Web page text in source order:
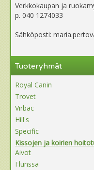
Verkkokaupan ja
p. 040 1274033
Sähköposti:
Tuoteryhmät
Royal Canin
Trovet
Virbac
Hill's
Specific
Kissojen ja koirien
Aivot
Flunssa